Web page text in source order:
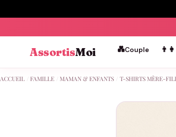
AssortisMoi 💑Couple
ACCUEIL FAMILLE MAMAN & ENFANTS T-SHIRTS MÈRE-